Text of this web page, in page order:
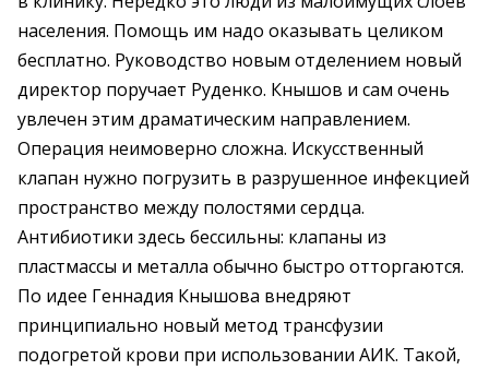
населения. Помощь им надо оказывать целиком
бесплатно. Руководство новым отделением новый
директор поручает Руденко. Кнышов и сам очень
увлечен этим драматическим направлением.
Операция неимоверно сложна. Искусственный
клапан нужно погрузить в разрушенное инфекцией
пространство между полостями сердца.
Антибиотики здесь бессильны: клапаны из
пластмассы и металла обычно быстро отторгаются.
По идее Геннадия Кнышова внедряют
принципиально новый метод трансфузии
подогретой крови при использовании АИК. Такой,